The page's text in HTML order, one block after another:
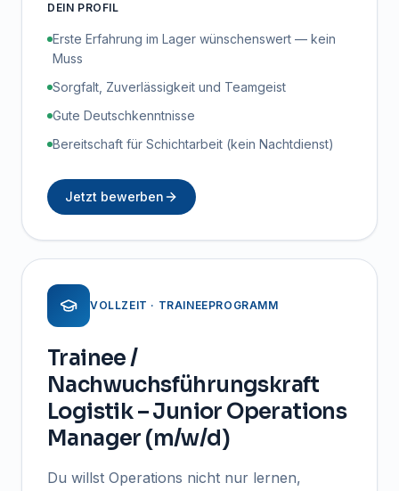
DEIN PROFIL
Erste Erfahrung im Lager wünschenswert — kein
Muss
Sorgfalt, Zuverlässigkeit und Teamgeist
Gute Deutschkenntnisse
Bereitschaft für Schichtarbeit (kein Nachtdienst)
Jetzt bewerben
VOLLZEIT · TRAINEEPROGRAMM
Trainee /
Nachwuchsführungskraft
Logistik – Junior Operations
Manager (m/w/d)
Du willst Operations nicht nur lernen,